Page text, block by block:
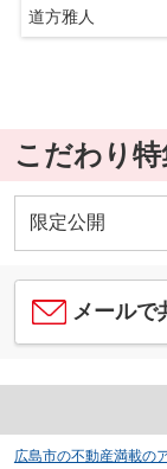
道方雅人
こだわり特
限定公開
メールで
広島市の不動産満載の